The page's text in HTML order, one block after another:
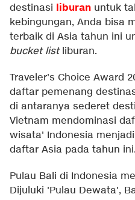
destinasi liburan untuk
kebingungan, Anda bisa
terbaik di Asia tahun ini
bucket listliburan.
Traveler's Choice Award
daftar pemenang
di antaranya sederet
Vietnam mendominasi
wisata' Indonesia
daftar Asia pada tahun ini.
Pulau Bali di Indonesia
Dijuluki 'Pulau Dewata',